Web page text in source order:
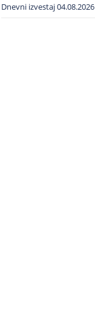
Dnevni izvestaj 04.08.2026